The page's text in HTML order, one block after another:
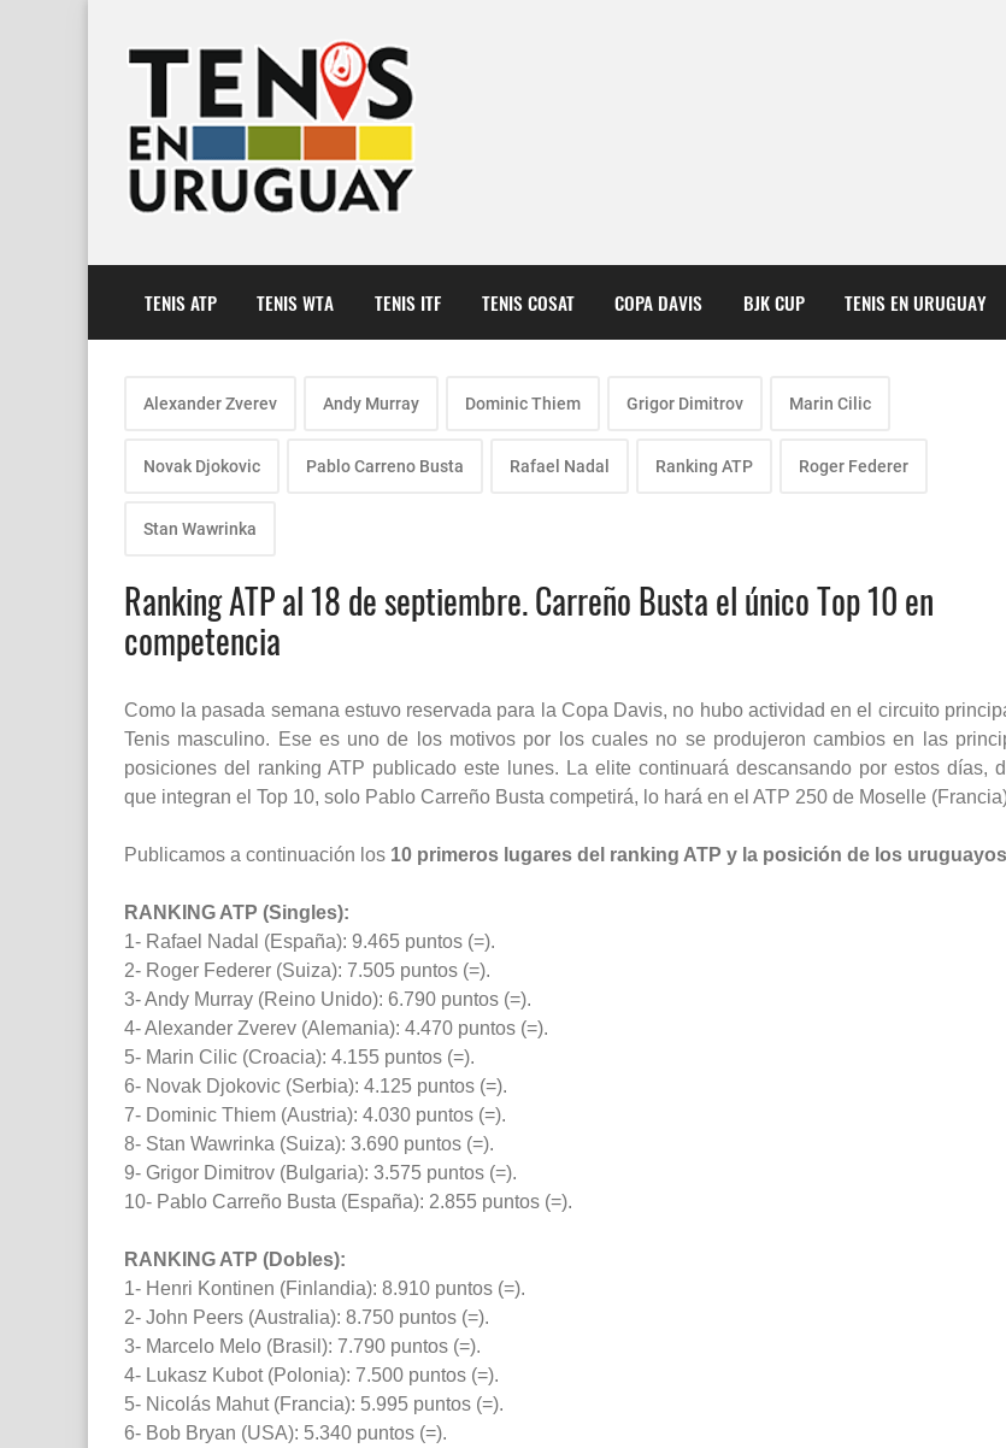
TENIS ATP TENIS WTA TENIS ITF TENIS COSAT COPA DAVIS BJK CUP TENIS EN URUGUAY
Alexander Zverev Andy Murray Dominic Thiem Grigor Dimitrov Marin Cilic
Novak Djokovic Pablo Carreno Busta Rafael Nadal Ranking ATP Roger Federer
Stan Wawrinka
Ranking ATP al 18 de septiembre. Carreño Busta el único Top 10 en
competencia
Como la pasada semana estuvo reservada para la Copa Davis, no hubo actividad en el circuito
Tenis masculino. Ese es uno de los motivos por los cuales no se produjeron cambios en las
posiciones del ranking ATP publicado este lunes. La elite continuará descansando por estos días,
que integran el Top 10, solo Pablo Carreño Busta competirá, lo hará en el ATP 250 de Moselle
Publicamos a continuación los 10 primeros lugares del ranking ATP y la posición de los
RANKING ATP (Singles):
1- Rafael Nadal (España): 9.465 puntos (=).
2- Roger Federer (Suiza): 7.505 puntos (=).
3- Andy Murray (Reino Unido): 6.790 puntos (=).
4- Alexander Zverev (Alemania): 4.470 puntos (=).
5- Marin Cilic (Croacia): 4.155 puntos (=).
6- Novak Djokovic (Serbia): 4.125 puntos (=).
7- Dominic Thiem (Austria): 4.030 puntos (=).
8- Stan Wawrinka (Suiza): 3.690 puntos (=).
9- Grigor Dimitrov (Bulgaria): 3.575 puntos (=).
10- Pablo Carreño Busta (España): 2.855 puntos (=).
RANKING ATP (Dobles):
1- Henri Kontinen (Finlandia): 8.910 puntos (=).
2- John Peers (Australia): 8.750 puntos (=).
3- Marcelo Melo (Brasil): 7.790 puntos (=).
4- Lukasz Kubot (Polonia): 7.500 puntos (=).
5- Nicolás Mahut (Francia): 5.995 puntos (=).
6- Bob Bryan (USA): 5.340 puntos (=).